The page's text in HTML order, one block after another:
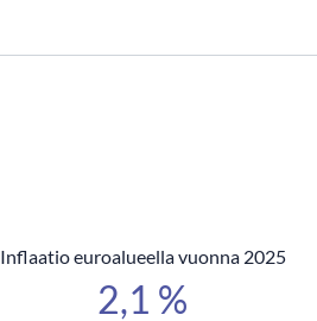
Inflaatio euroalueella vuonna 2025
2,1 %